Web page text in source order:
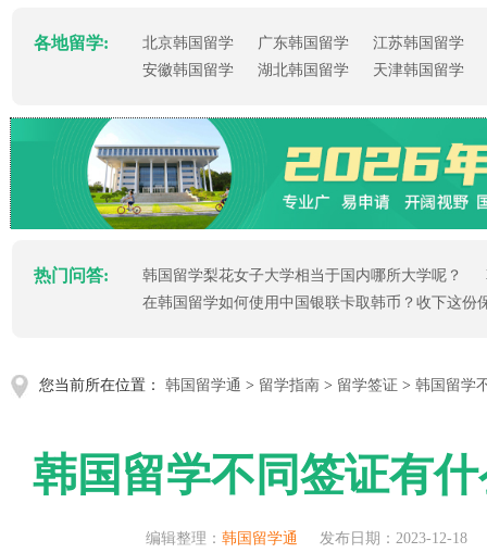
各地留学: 北京韩国留学 广东韩国留学
江苏韩国留学
安徽韩国留学
湖北韩国留学 天津韩国留学
热门问答: 韩国留学梨花女子大学相当于国内哪所大学呢？
在韩国留学如何使用中国银联卡取韩币？收下这份
您当前所在位置： 韩国留学通 > 留学指南 > 留学签证 > 韩国留学
韩国留学不同签证有
编辑整理： 韩国留学通 发布日期：2023-12-18